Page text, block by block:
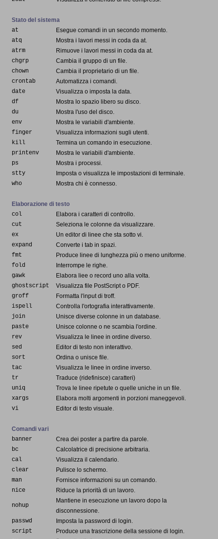
Stato del sistema
at
Esegue comandi in un secondo momento.
atq
Mostra i lavori messi in coda da at.
atrm
Rimuove i lavori messi in coda da at.
chgrp
Cambia il gruppo di un file.
chown
Cambia il proprietario di un file.
crontab
Automatizza i comandi.
date
Visualizza o imposta la data.
df
Mostra lo spazio libero su disco.
du
Mostra l'uso del disco.
env
Mostra le variabili d'ambiente.
finger
Visualizza informazioni sugli utenti.
kill
Termina un comando in esecuzione.
printenv
Mostra le variabili d'ambiente.
ps
Mostra i processi.
stty
Imposta o visualizza le impostazioni di terminale.
who
Mostra chi è connesso.
Elaborazione di testo
col
Elabora i caratteri di controllo.
cut
Seleziona le colonne da visualizzare.
ex
Un editor di linee che sta sotto vi.
expand
Converte i tab in spazi.
fmt
Produce linee di lunghezza più o meno uniforme.
fold
Interrompe le righe.
gawk
Elabora liee o record uno alla volta.
ghostscript
Visualizza file PostScript o PDF.
groff
Formatta l'input di troff.
ispell
Controlla l'ortografia interattivamente.
join
Unisce diverse colonne in un database.
paste
Unisce colonne o ne scambia l'ordine.
rev
Visualizza le linee in ordine diverso.
sed
Editor di testo non interattivo.
sort
Ordina o unisce file.
tac
Visualizza le linee in ordine inverso.
tr
Traduce (ridefinisce) caratteri)
uniq
Trova le linee ripetute o quelle uniche in un file.
xargs
Elabora molti argomenti in porzioni maneggevoli.
vi
Editor di testo visuale.
Comandi vari
banner
Crea dei poster a partire da parole.
bc
Calcolatrice di precisione arbitraria.
cal
Visualizza il calendario.
clear
Pulisce lo schermo.
man
Fornisce informazioni su un comando.
nice
Riduce la priorità di un lavoro.
nohup
Mantiene in esecuzione un lavoro dopo la
disconnessione.
passwd
Imposta la password di login.
script
Produce una trascrizione della sessione di login.